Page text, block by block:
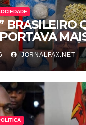
BRASILEIRO
DE
NO HOTEL
JORNALFAX.NET